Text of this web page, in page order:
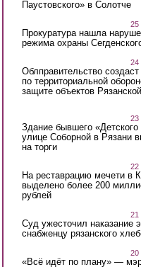
Паустовского» в Солотче
25
Прокуратура нашла
режима охраны
24
Облправительство создаст
по территориальной
защите объектов
23
Здание бывшего
улице Соборной в Рязани
на торги
22
На реставрацию мечети в
выделено более 200
рублей
21
Суд ужесточил наказание
снабженцу рязанского
20
«Всё идёт по плану» —